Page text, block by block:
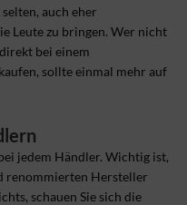
auch eher
Leute zu bringen. Wer nicht
bei einem
sollte einmal mehr auf
jedem Händler. Wichtig ist,
renommierten Hersteller
schauen Sie sich die